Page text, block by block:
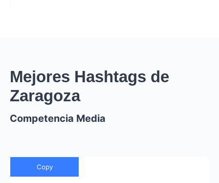
Mejores Hashtags de
Zaragoza
Competencia Media
Copy